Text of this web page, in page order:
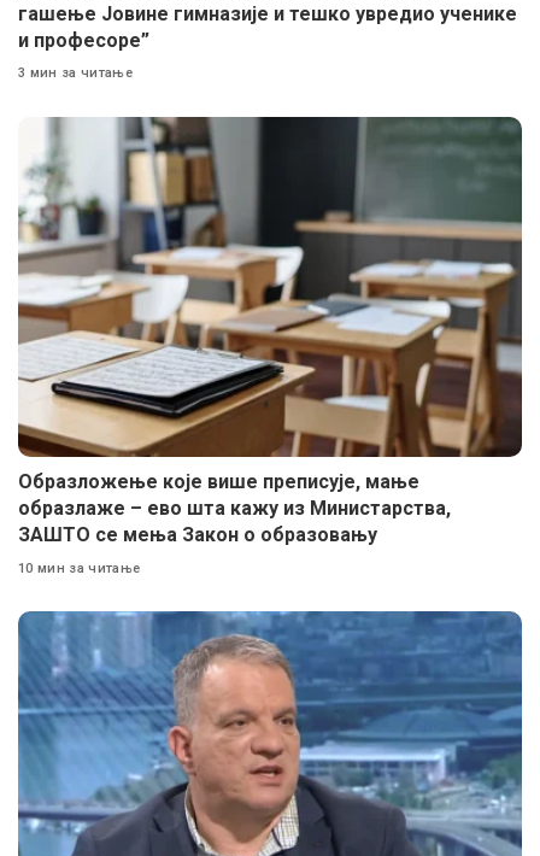
гашење Јовине гимназије и тешко увредио ученике
и професоре”
3 мин за читање
Образложење које више преписује, мање
образлаже – ево шта кажу из Министарства,
ЗАШТО се мења Закон о образовању
10 мин за читање